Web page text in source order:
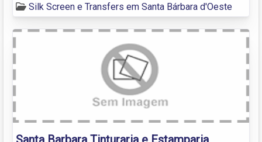
Silk Screen e Transfers em Santa Bárbara d'Oeste